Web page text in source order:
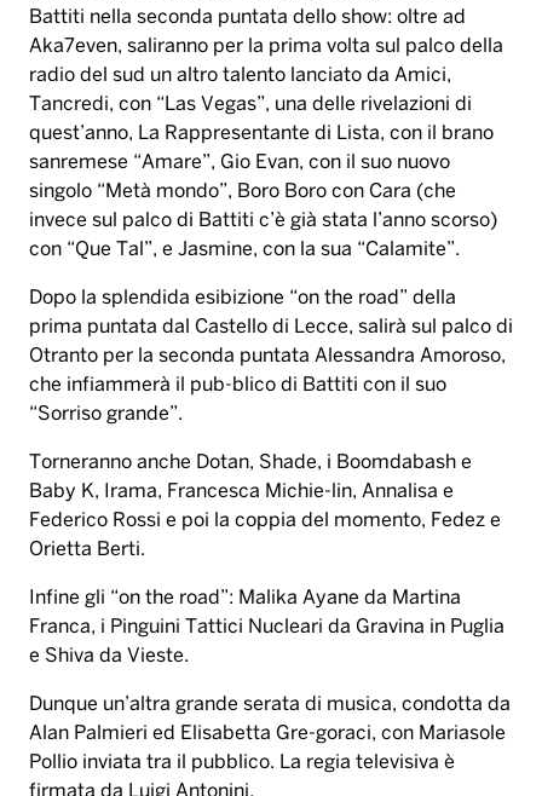
Battiti nella seconda puntata dello show: oltre ad
Aka7even, saliranno per la prima volta sul palco della
radio del sud un altro talento lanciato da Amici,
Tancredi, con “Las Vegas”, una delle rivelazioni di
quest’anno, La Rappresentante di Lista, con il brano
sanremese “Amare”, Gio Evan, con il suo nuovo
singolo “Metà mondo”, Boro Boro con Cara (che
invece sul palco di Battiti c’è già stata l’anno scorso)
con “Que Tal”, e Jasmine, con la sua “Calamite”.
Dopo la splendida esibizione “on the road” della
prima puntata dal Castello di Lecce, salirà sul palco di
Otranto per la seconda puntata Alessandra Amoroso,
che infiammerà il pub-blico di Battiti con il suo
“Sorriso grande”.
Torneranno anche Dotan, Shade, i Boomdabash e
Baby K, Irama, Francesca Michie-lin, Annalisa e
Federico Rossi e poi la coppia del momento, Fedez e
Orietta Berti.
Infine gli “on the road”: Malika Ayane da Martina
Franca, i Pinguini Tattici Nucleari da Gravina in Puglia
e Shiva da Vieste.
Dunque un’altra grande serata di musica, condotta da
Alan Palmieri ed Elisabetta Gre-goraci, con Mariasole
Pollio inviata tra il pubblico. La regia televisiva è
firmata da Luigi Antonini.